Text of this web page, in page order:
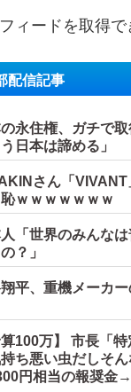
ィードを取得で
配信記事
の永住権、ガチで
う日本は諦める」
さん「
ｗｗｗｗｗｗｗ
人「世界のみんな
？」
平、重機メーカ
算100万】 市長「
ち悪い虫だしそん
円相当の報奨金